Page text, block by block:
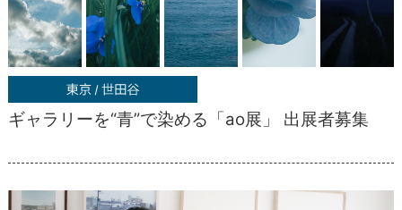
ギャラリーを“青”で染める「ao展」 出展者募集